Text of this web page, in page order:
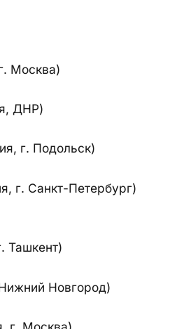
Москва)
ДНР)
г. Подольск)
г. Санкт-Петербург)
Ташкент)
Новгород)